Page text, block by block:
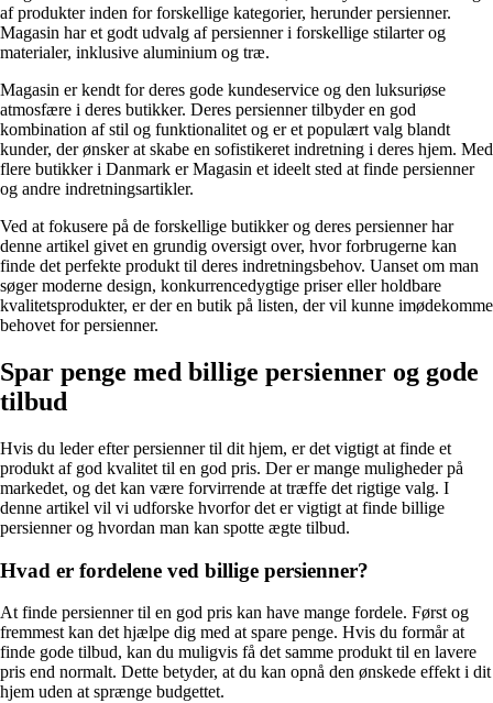
af produkter inden for forskellige kategorier, herunder persienner.
Magasin har et godt udvalg af persienner i forskellige stilarter og
materialer, inklusive aluminium og træ.
Magasin er kendt for deres gode kundeservice og den luksuriøse
atmosfære i deres butikker. Deres persienner tilbyder en god
kombination af stil og funktionalitet og er et populært valg blandt
kunder, der ønsker at skabe en sofistikeret indretning i deres hjem. Med
flere butikker i Danmark er Magasin et ideelt sted at finde persienner
og andre indretningsartikler.
Ved at fokusere på de forskellige butikker og deres persienner har
denne artikel givet en grundig oversigt over, hvor forbrugerne kan
finde det perfekte produkt til deres indretningsbehov. Uanset om man
søger moderne design, konkurrencedygtige priser eller holdbare
kvalitetsprodukter, er der en butik på listen, der vil kunne imødekomme
behovet for persienner.
Spar penge med billige persienner og gode
tilbud
Hvis du leder efter persienner til dit hjem, er det vigtigt at finde et
produkt af god kvalitet til en god pris. Der er mange muligheder på
markedet, og det kan være forvirrende at træffe det rigtige valg. I
denne artikel vil vi udforske hvorfor det er vigtigt at finde billige
persienner og hvordan man kan spotte ægte tilbud.
Hvad er fordelene ved billige persienner?
At finde persienner til en god pris kan have mange fordele. Først og
fremmest kan det hjælpe dig med at spare penge. Hvis du formår at
finde gode tilbud, kan du muligvis få det samme produkt til en lavere
pris end normalt. Dette betyder, at du kan opnå den ønskede effekt i dit
hjem uden at sprænge budgettet.